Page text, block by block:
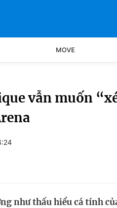
MOVE
Thể thao Điện tử
vẫn muốn
như thấu hiểu cá tính